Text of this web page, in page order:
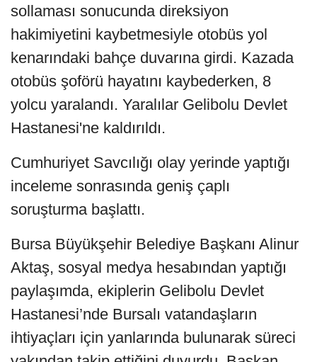
sollaması sonucunda direksiyon
hakimiyetini kaybetmesiyle otobüs yol
kenarındaki bahçe duvarına girdi. Kazada
otobüs şoförü hayatını kaybederken, 8
yolcu yaralandı. Yaralılar Gelibolu Devlet
Hastanesi'ne kaldırıldı.
Cumhuriyet Savcılığı olay yerinde yaptığı
inceleme sonrasında geniş çaplı
soruşturma başlattı.
Bursa Büyükşehir Belediye Başkanı Alinur
Aktaş, sosyal medya hesabından yaptığı
paylaşımda, ekiplerin Gelibolu Devlet
Hastanesi’nde Bursalı vatandaşların
ihtiyaçları için yanlarında bulunarak süreci